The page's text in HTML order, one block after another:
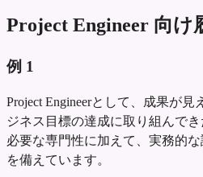
Project Engineer 向け
例 1
Project Engineerとして、成果が
ジネス目標の達成に取り組んで
必要な専門性に加えて、実務的
を備えています。